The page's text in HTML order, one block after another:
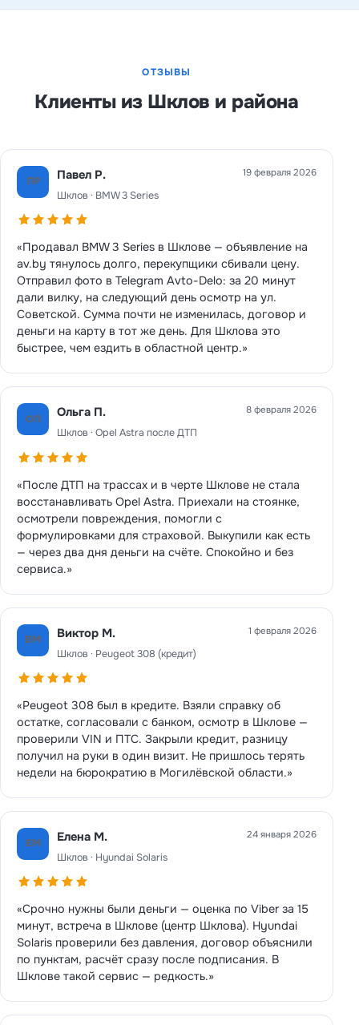
ОТЗЫВЫ
Клиенты из Шклов и района
ПР Павел Р.
Шклов · BMW 3 Series
19 февраля 2026
«Продавал BMW 3 Series в Шклове — объявление на
av.by тянулось долго, перекупщики сбивали цену.
Отправил фото в Telegram Avto-Delo: за 20 минут
дали вилку, на следующий день осмотр на ул.
Советской. Сумма почти не изменилась, договор и
деньги на карту в тот же день. Для Шклова это
быстрее, чем ездить в областной центр.»
ОП Ольга П.
Шклов · Opel Astra после ДТП
8 февраля 2026
«После ДТП на трассах и в черте Шклове не стала
восстанавливать Opel Astra. Приехали на стоянке,
осмотрели повреждения, помогли с
формулировками для страховой. Выкупили как есть
— через два дня деньги на счёте. Спокойно и без
сервиса.»
ВМ Виктор М.
Шклов · Peugeot 308 (кредит)
1 февраля 2026
«Peugeot 308 был в кредите. Взяли справку об
остатке, согласовали с банком, осмотр в Шклове —
проверили VIN и ПТС. Закрыли кредит, разницу
получил на руки в один визит. Не пришлось терять
недели на бюрократию в Могилёвской области.»
ЕМ Елена М.
Шклов · Hyundai Solaris
24 января 2026
«Срочно нужны были деньги — оценка по Viber за 15
минут, встреча в Шклове (центр Шклова). Hyundai
Solaris проверили без давления, договор объяснили
по пунктам, расчёт сразу после подписания. В
Шклове такой сервис — редкость.»